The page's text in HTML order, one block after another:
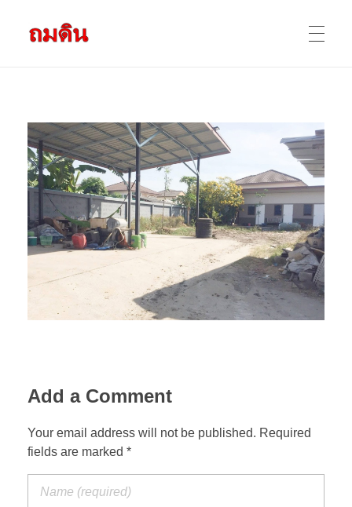
ผลงานถมดิน
ข้อมูลการถมดิน
ติดต่อเรา
Add a Comment
Your email address will not be published. Required
fields are marked *